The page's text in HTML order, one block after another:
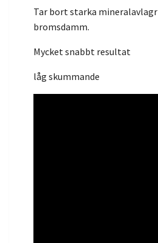
Tar bort starka
bromsdamm.
Mycket snabbt resultat
låg skummande